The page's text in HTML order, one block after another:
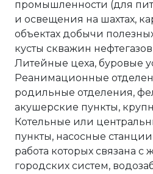
промышленности (для
и освещения на шахтах,
объектах добычи
кусты скважин
Литейные цеха, буровые
Реанимационные
родильные отделения,
акушерские пункты,
Котельные или
пункты, насосные
работа которых связана
городских систем,